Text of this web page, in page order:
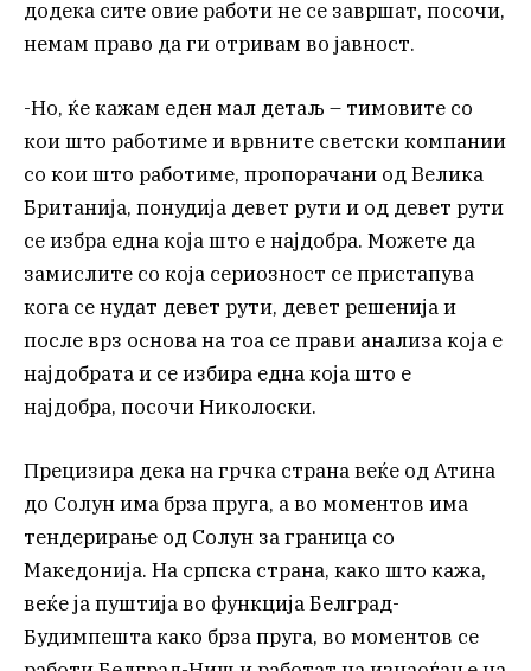
додека сите овие работи не се завршат, посочи,
немам право да ги отривам во јавност.
-Но, ќе кажам еден мал детаљ – тимовите со
кои што работиме и врвните светски компании
со кои што работиме, пропорачани од Велика
Британија, понудија девет рути и од девет рути
се избра една која што е најдобра. Можете да
замислите со која сериозност се пристапува
кога се нудат девет рути, девет решенија и
после врз основа на тоа се прави анализа која е
најдобрата и се избира една која што е
најдобра, посочи Николоски.
Прецизира дека на грчка страна веќе од Атина
до Солун има брза пруга, а во моментов има
тендерирање од Солун за граница со
Македонија. На српска страна, како што кажа,
веќе ја пуштија во функција Белград-
Будимпешта како брза пруга, во моментов се